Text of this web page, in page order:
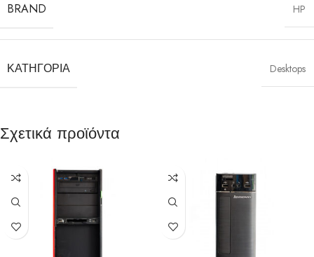
BRAND HP
ΚΑΤΗΓΟΡΊΑ Desktops
Σχετικά προϊόντα